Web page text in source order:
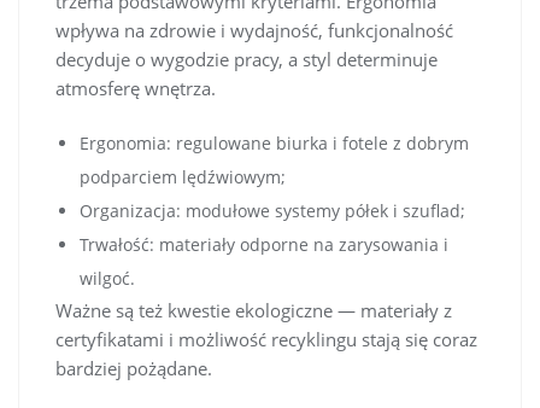
wpływa na zdrowie i wydajność, funkcjonalność
decyduje o wygodzie pracy, a styl determinuje
atmosferę wnętrza.
Ergonomia: regulowane biurka i fotele z dobrym
podparciem lędźwiowym;
Organizacja: modułowe systemy półek i szuflad;
Trwałość: materiały odporne na zarysowania i
wilgoć.
Ważne są też kwestie ekologiczne — materiały z
certyfikatami i możliwość recyklingu stają się coraz
bardziej pożądane.